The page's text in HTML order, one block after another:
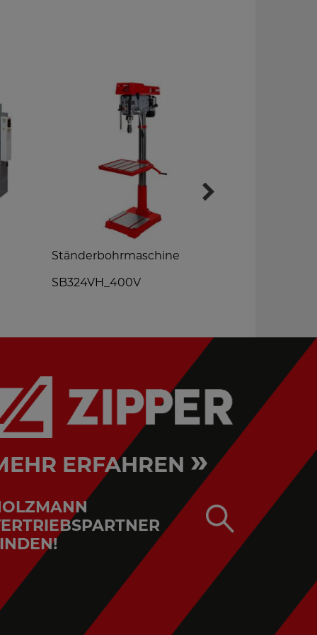
Ständerbohrmaschine
SB324VH_400V
ERFAHREN »